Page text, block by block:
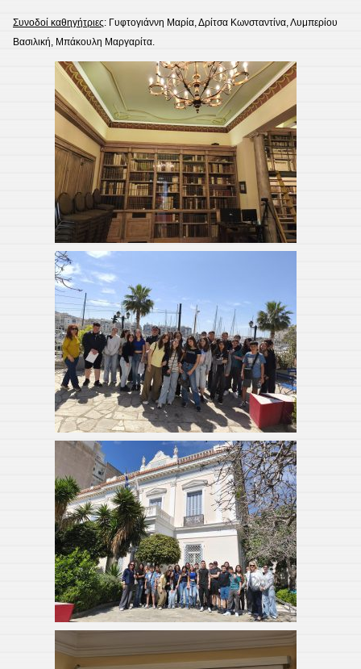
Συνοδοί καθηγήτριες: Γυφτογιάννη Μαρία, Δρίτσα Κωνσταντίνα, Λυμπερίου
Βασιλική, Μπάκουλη Μαργαρίτα.